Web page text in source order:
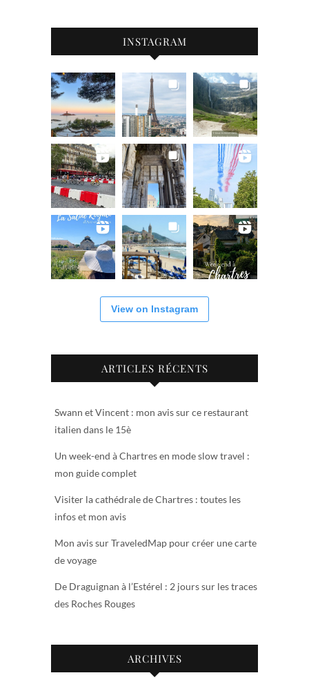
INSTAGRAM
View on Instagram
ARTICLES RÉCENTS
Swann et Vincent : mon avis sur ce restaurant
italien dans le 15è
Un week-end à Chartres en mode slow travel :
mon guide complet
Visiter la cathédrale de Chartres : toutes les
infos et mon avis
Mon avis sur TraveledMap pour créer une carte
de voyage
De Draguignan à l’Estérel : 2 jours sur les traces
des Roches Rouges
ARCHIVES